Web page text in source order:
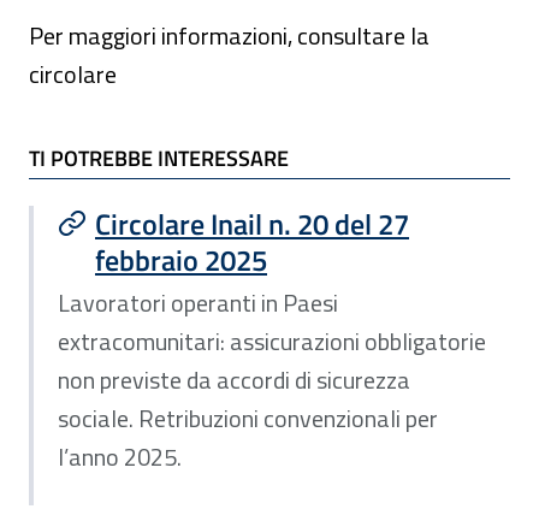
Per maggiori informazioni, consultare la
circolare
TI POTREBBE INTERESSARE
TI POTREBBE INTERESSARE
Circolare Inail n. 20 del 27
febbraio 2025
Lavoratori operanti in Paesi
extracomunitari: assicurazioni obbligatorie
non previste da accordi di sicurezza
sociale. Retribuzioni convenzionali per
l’anno 2025.